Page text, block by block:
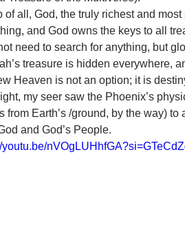
of all, God, the truly richest and
and God owns the keys to all
need to search for anything, but
treasure is hidden everywhere,
Heaven is not an option; it is
my seer saw the Phoenix’s
from Earth’s /ground, by the way)
and God’s People.
youtu.be/